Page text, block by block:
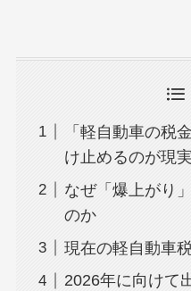
「軽自動車の税
け止めるのが現
なぜ「爆上がり
のか
現在の軽自動車
2026年に向けて